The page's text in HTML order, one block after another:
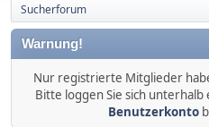
Sucherforum
Warnung!
Nur registrierte Mitglieder
Bitte loggen Sie sich unterhalb
Benutzerkonto